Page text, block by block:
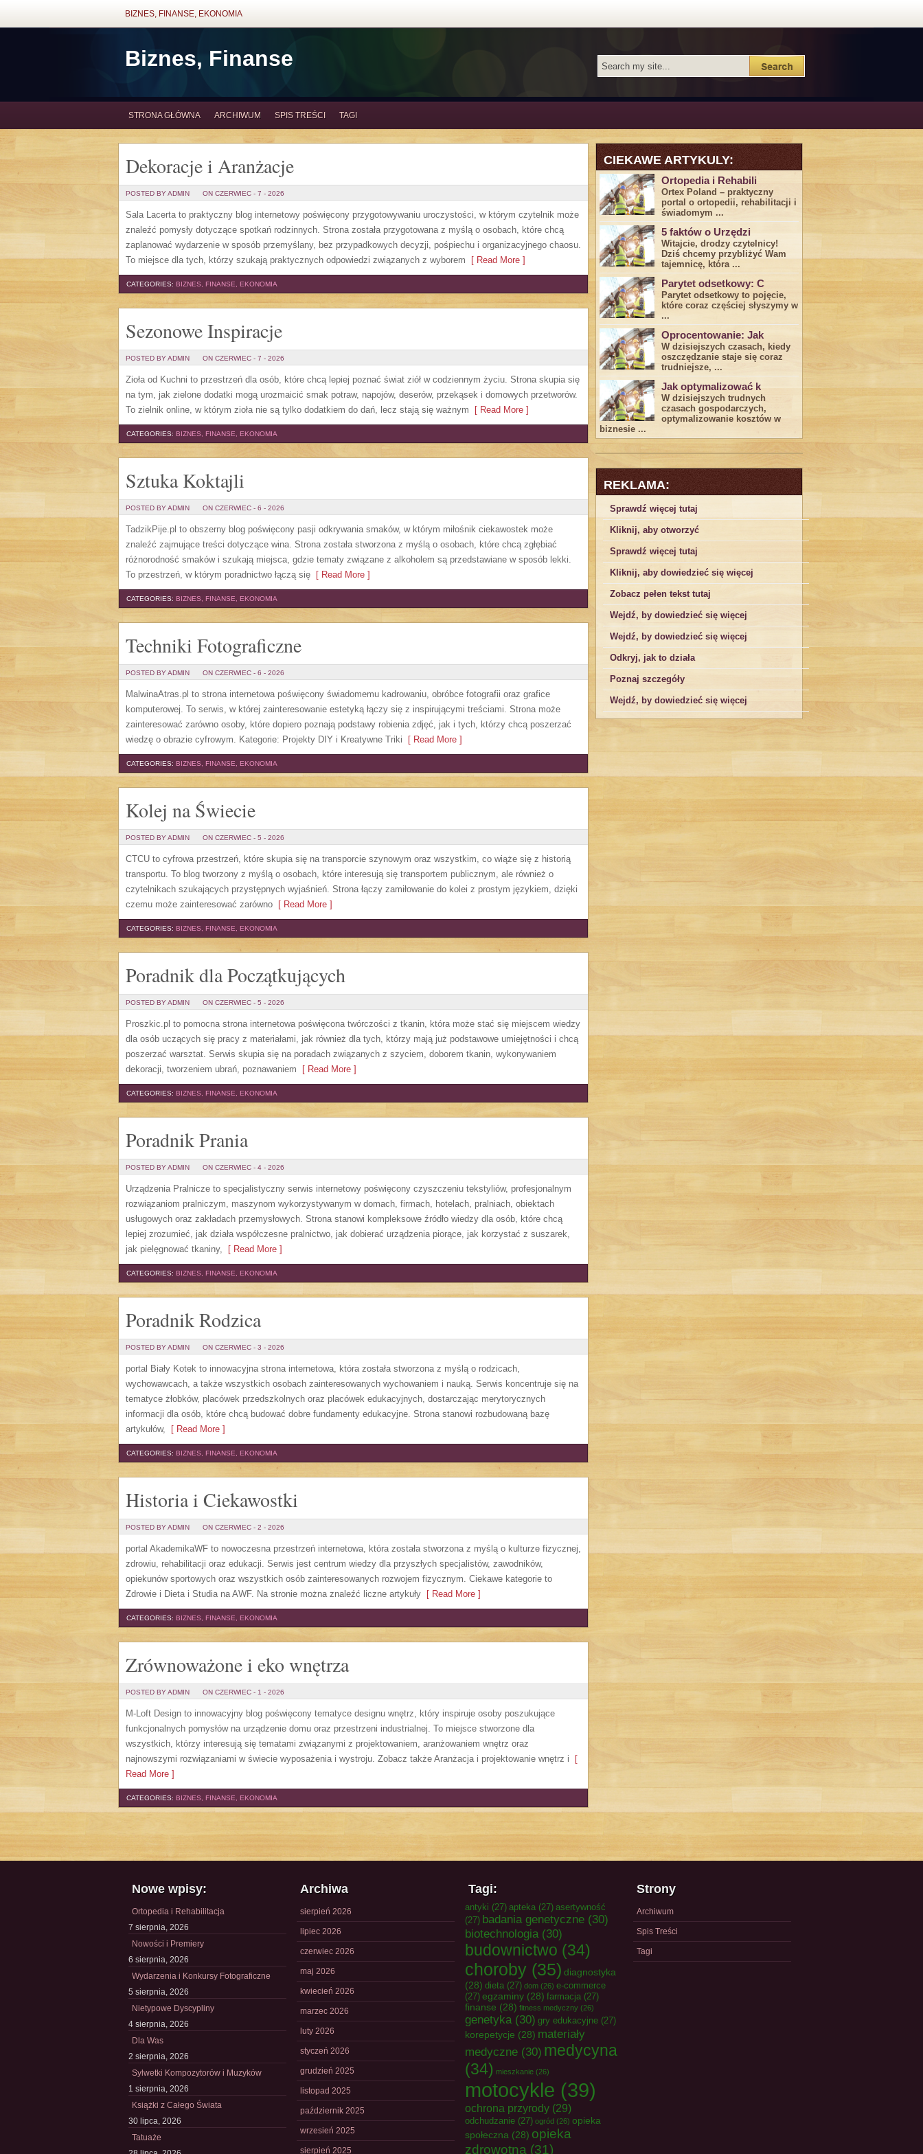
BIZNES, FINANSE, EKONOMIA
Biznes, Finanse
STRONA GŁÓWNA ARCHIWUM SPIS TREŚCI TAGI
Dekoracje i Aranżacje
POSTED BY ADMIN ON CZERWIEC - 7 - 2026
Sala Lacerta to praktyczny blog internetowy poświęcony przygotowywaniu uroczystości, w którym czytelnik może
znaleźć pomysły dotyczące spotkań rodzinnych. Strona została przygotowana z myślą o osobach, które chcą
zaplanować wydarzenie w sposób przemyślany, bez przypadkowych decyzji, pośpiechu i organizacyjnego chaosu.
To miejsce dla tych, którzy szukają praktycznych odpowiedzi związanych z wyborem [ Read More ]
CATEGORIES: BIZNES, FINANSE, EKONOMIA
Sezonowe Inspiracje
POSTED BY ADMIN ON CZERWIEC - 7 - 2026
Zioła od Kuchni to przestrzeń dla osób, które chcą lepiej poznać świat ziół w codziennym życiu. Strona skupia się
na tym, jak zielone dodatki mogą urozmaicić smak potraw, napojów, deserów, przekąsek i domowych przetworów.
To zielnik online, w którym zioła nie są tylko dodatkiem do dań, lecz stają się ważnym [ Read More ]
CATEGORIES: BIZNES, FINANSE, EKONOMIA
Sztuka Koktajli
POSTED BY ADMIN ON CZERWIEC - 6 - 2026
TadzikPije.pl to obszerny blog poświęcony pasji odkrywania smaków, w którym miłośnik ciekawostek może
znaleźć zajmujące treści dotyczące wina. Strona została stworzona z myślą o osobach, które chcą zgłębiać
różnorodność smaków i szukają miejsca, gdzie tematy związane z alkoholem są przedstawiane w sposób lekki.
To przestrzeń, w którym poradnictwo łączą się [ Read More ]
CATEGORIES: BIZNES, FINANSE, EKONOMIA
Techniki Fotograficzne
POSTED BY ADMIN ON CZERWIEC - 6 - 2026
MalwinaAtras.pl to strona internetowa poświęcony świadomemu kadrowaniu, obróbce fotografii oraz grafice
komputerowej. To serwis, w której zainteresowanie estetyką łączy się z inspirującymi treściami. Strona może
zainteresować zarówno osoby, które dopiero poznają podstawy robienia zdjęć, jak i tych, którzy chcą poszerzać
wiedzę o obrazie cyfrowym. Kategorie: Projekty DIY i Kreatywne Triki [ Read More ]
CATEGORIES: BIZNES, FINANSE, EKONOMIA
Kolej na Świecie
POSTED BY ADMIN ON CZERWIEC - 5 - 2026
CTCU to cyfrowa przestrzeń, które skupia się na transporcie szynowym oraz wszystkim, co wiąże się z historią
transportu. To blog tworzony z myślą o osobach, które interesują się transportem publicznym, ale również o
czytelnikach szukających przystępnych wyjaśnień. Strona łączy zamiłowanie do kolei z prostym językiem, dzięki
czemu może zainteresować zarówno [ Read More ]
CATEGORIES: BIZNES, FINANSE, EKONOMIA
Poradnik dla Początkujących
POSTED BY ADMIN ON CZERWIEC - 5 - 2026
Proszkic.pl to pomocna strona internetowa poświęcona twórczości z tkanin, która może stać się miejscem wiedzy
dla osób uczących się pracy z materiałami, jak również dla tych, którzy mają już podstawowe umiejętności i chcą
poszerzać warsztat. Serwis skupia się na poradach związanych z szyciem, doborem tkanin, wykonywaniem
dekoracji, tworzeniem ubrań, poznawaniem [ Read More ]
CATEGORIES: BIZNES, FINANSE, EKONOMIA
Poradnik Prania
POSTED BY ADMIN ON CZERWIEC - 4 - 2026
Urządzenia Pralnicze to specjalistyczny serwis internetowy poświęcony czyszczeniu tekstyliów, profesjonalnym
rozwiązaniom pralniczym, maszynom wykorzystywanym w domach, firmach, hotelach, pralniach, obiektach
usługowych oraz zakładach przemysłowych. Strona stanowi kompleksowe źródło wiedzy dla osób, które chcą
lepiej zrozumieć, jak działa współczesne pralnictwo, jak dobierać urządzenia piorące, jak korzystać z suszarek,
jak pielęgnować tkaniny, [ Read More ]
CATEGORIES: BIZNES, FINANSE, EKONOMIA
Poradnik Rodzica
POSTED BY ADMIN ON CZERWIEC - 3 - 2026
portal Biały Kotek to innowacyjna strona internetowa, która została stworzona z myślą o rodzicach,
wychowawcach, a także wszystkich osobach zainteresowanych wychowaniem i nauką. Serwis koncentruje się na
tematyce żłobków, placówek przedszkolnych oraz placówek edukacyjnych, dostarczając merytorycznych
informacji dla osób, które chcą budować dobre fundamenty edukacyjne. Strona stanowi rozbudowaną bazę
artykułów, [ Read More ]
CATEGORIES: BIZNES, FINANSE, EKONOMIA
Historia i Ciekawostki
POSTED BY ADMIN ON CZERWIEC - 2 - 2026
portal AkademikaWF to nowoczesna przestrzeń internetowa, która została stworzona z myślą o kulturze fizycznej,
zdrowiu, rehabilitacji oraz edukacji. Serwis jest centrum wiedzy dla przyszłych specjalistów, zawodników,
opiekunów sportowych oraz wszystkich osób zainteresowanych rozwojem fizycznym. Ciekawe kategorie to
Zdrowie i Dieta i Studia na AWF. Na stronie można znaleźć liczne artykuły [ Read More ]
CATEGORIES: BIZNES, FINANSE, EKONOMIA
Zrównoważone i eko wnętrza
POSTED BY ADMIN ON CZERWIEC - 1 - 2026
M-Loft Design to innowacyjny blog poświęcony tematyce designu wnętrz, który inspiruje osoby poszukujące
funkcjonalnych pomysłów na urządzenie domu oraz przestrzeni industrialnej. To miejsce stworzone dla
wszystkich, którzy interesują się tematami związanymi z projektowaniem, aranżowaniem wnętrz oraz
najnowszymi rozwiązaniami w świecie wyposażenia i wystroju. Zobacz także Aranżacja i projektowanie wnętrz i [
Read More ]
CATEGORIES: BIZNES, FINANSE, EKONOMIA
CIEKAWE ARTYKULY:
Ortopedia i Rehabili
Ortex Poland – praktyczny
portal o ortopedii, rehabilitacji i
świadomym ...
5 faktów o Urzędzi
Witajcie, drodzy czytelnicy!
Dziś chcemy przybliżyć ⁣Wam ​
tajemnicę,⁤ która ...
Parytet odsetkowy: C
Parytet odsetkowy to pojęcie,
które coraz częściej słyszymy w
...
Oprocentowanie: Jak
W dzisiejszych czasach, kiedy
‍oszczędzanie​ staje się coraz
trudniejsze,⁣ ...
Jak optymalizować k
W dzisiejszych trudnych⁤
czasach gospodarczych,
optymalizowanie ‌kosztów w
biznesie ...
REKLAMA:
Sprawdź więcej tutaj
Kliknij, aby otworzyć
Sprawdź więcej tutaj
Kliknij, aby dowiedzieć się więcej
Zobacz pełen tekst tutaj
Wejdź, by dowiedzieć się więcej
Wejdź, by dowiedzieć się więcej
Odkryj, jak to działa
Poznaj szczegóły
Wejdź, by dowiedzieć się więcej
Nowe wpisy:
Ortopedia i Rehabilitacja
7 sierpnia, 2026
Nowości i Premiery
6 sierpnia, 2026
Wydarzenia i Konkursy Fotograficzne
5 sierpnia, 2026
Nietypowe Dyscypliny
4 sierpnia, 2026
Dla Was
2 sierpnia, 2026
Sylwetki Kompozytorów i Muzyków
1 sierpnia, 2026
Książki z Całego Świata
30 lipca, 2026
Tatuaże
Archiwa
sierpień 2026
lipiec 2026
czerwiec 2026
maj 2026
kwiecień 2026
marzec 2026
luty 2026
styczeń 2026
grudzień 2025
listopad 2025
październik 2025
wrzesień 2025
sierpień 2025
Tagi:
antyki (27) apteka (27) asertywność
(27) badania genetyczne (30)
biotechnologia(30)
budownictwo (34)
choroby (35) diagnostyka
(28) dieta (27) dom (26) e-commerce
(27) egzaminy (28) farmacja (27)
finanse (28) fitness medyczny (26)
genetyka(30) gry edukacyjne (27)
korepetycje (28) materiały
medyczne (30) medycyna
(34) mieszkanie (26)
motocykle (39)
ochrona przyrody (29)
odchudzanie (27) ogród (26) opieka
społeczna (28) opieka
zdrowotna (31)
Strony
Archiwum
Spis Treści
Tagi